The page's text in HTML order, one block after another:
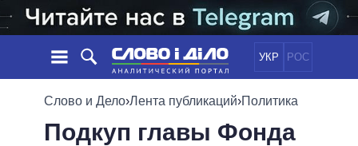
УКР РОС
НОВОСТИ
ЛЕНТА
ПОЛИТИКА
ОБЕЩАНИЯ
Слово и Дело›Лента публикаций›Политика
Подкуп главы Фонда